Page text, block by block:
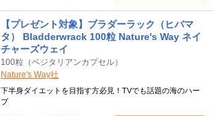
【プレゼント対象】ブラダーラック（ヒバマ
タ） Bladderwrack 100粒 Nature's Way ネイ
チャーズウェイ
100粒（ベジタリアンカプセル）
Nature's Way社
下半身ダイエットを目指す方必見！TVでも話題の海のハー
ブ